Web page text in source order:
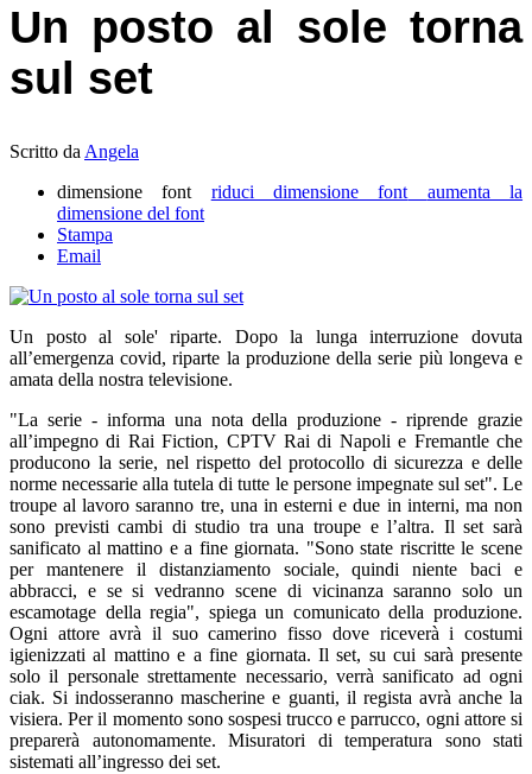
Un posto al sole torna
sul set
Scritto da Angela
dimensione font
riduci dimensione font
aumenta la
dimensione del font
Stampa
Email
Un posto al sole' riparte. Dopo la lunga interruzione dovuta
all’emergenza covid, riparte la produzione della serie più longeva e
amata della nostra televisione.
"La serie - informa una nota della produzione - riprende grazie
all’impegno di Rai Fiction, CPTV Rai di Napoli e Fremantle che
producono la serie, nel rispetto del protocollo di sicurezza e delle
norme necessarie alla tutela di tutte le persone impegnate sul set". Le
troupe al lavoro saranno tre, una in esterni e due in interni, ma non
sono previsti cambi di studio tra una troupe e l’altra. Il set sarà
sanificato al mattino e a fine giornata. "Sono state riscritte le scene
per mantenere il distanziamento sociale, quindi niente baci e
abbracci, e se si vedranno scene di vicinanza saranno solo un
escamotage della regia", spiega un comunicato della produzione.
Ogni attore avrà il suo camerino fisso dove riceverà i costumi
igienizzati al mattino e a fine giornata. Il set, su cui sarà presente
solo il personale strettamente necessario, verrà sanificato ad ogni
ciak. Si indosseranno mascherine e guanti, il regista avrà anche la
visiera. Per il momento sono sospesi trucco e parrucco, ogni attore si
preparerà autonomamente. Misuratori di temperatura sono stati
sistemati all’ingresso dei set.